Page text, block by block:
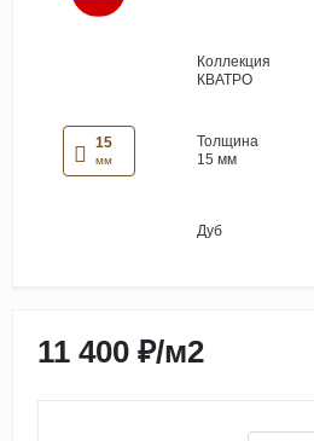
Коллекция
КВАТРО
15
мм
Толщина
15 мм
Дуб
11 400 ₽/м2